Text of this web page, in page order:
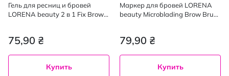
Гель для ресниц и бровей
LORENA beauty 2 в 1 Fix Brow
75,90 ₴
Купить
Маркер для бровей LORENA
beauty Microblading Brow Brush
79,90 ₴
Купить